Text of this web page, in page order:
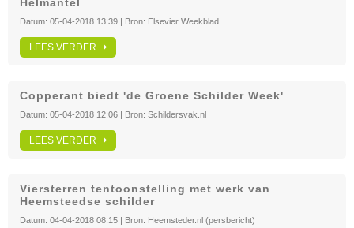
Datum: 05-04-2018 13:39 | Bron: Elsevier Weekblad
LEES VERDER
Copperant biedt 'de Groene Schilder Week'
Datum: 05-04-2018 12:06 | Bron: Schildersvak.nl
LEES VERDER
Viersterren tentoonstelling met werk van
Heemsteedse schilder
Datum: 04-04-2018 08:15 | Bron: Heemsteder.nl (persbericht)